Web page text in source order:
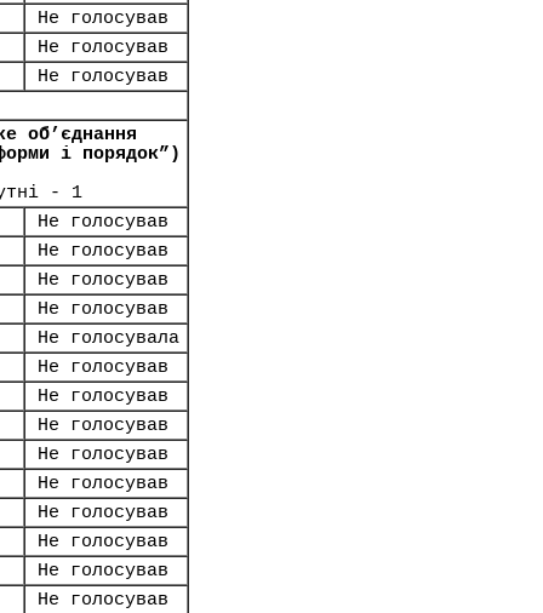
Не голосував
Не голосував
Не голосував
об’єднання
і порядок”)
- 1
Не голосував
Не голосував
Не голосував
Не голосував
Не голосувала
Не голосував
Не голосував
Не голосував
Не голосував
Не голосував
Не голосував
Не голосував
Не голосував
Не голосував